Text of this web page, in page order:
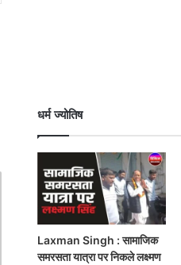
धर्म ज्योतिष
Laxman Singh : सामाजिक
समरसता यात्रा पर निकले लक्ष्मण